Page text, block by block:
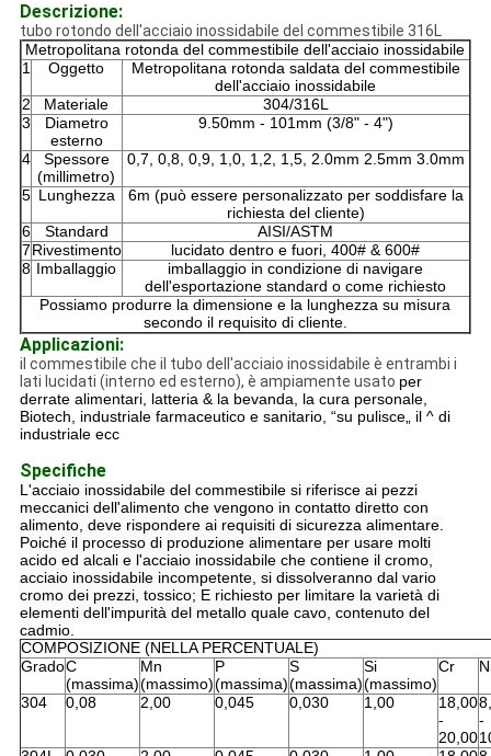
Descrizione:
tubo rotondo dell'acciaio inossidabile del commestibile 316L
Metropolitana rotonda del commestibile dell'acciaio inossidabile
1
Oggetto
Metropolitana rotonda saldata del commestibile
dell'acciaio inossidabile
2
Materiale
304/316L
3
Diametro
esterno
9.50mm - 101mm (3/8" - 4")
4
Spessore
(millimetro)
0,7, 0,8, 0,9, 1,0, 1,2, 1,5, 2.0mm 2.5mm 3.0mm
5 Lunghezza
6m (può essere personalizzato per soddisfare la
richiesta del cliente)
6
Standard
AISI/ASTM
7Rivestimento
lucidato dentro e fuori, 400# & 600#
8 Imballaggio
imballaggio in condizione di navigare
dell'esportazione standard o come richiesto
Possiamo produrre la dimensione e la lunghezza su misura
secondo il requisito di cliente.
Applicazioni:
il commestibile che il tubo dell'acciaio inossidabile è entrambi i
lati lucidati (interno ed esterno), è ampiamente usato per
derrate alimentari, latteria & la bevanda, la cura personale,
Biotech, industriale farmaceutico e sanitario, “su pulisce„ il ^ di
industriale ecc
Specifiche
L'acciaio inossidabile del commestibile si riferisce ai pezzi
meccanici dell'alimento che vengono in contatto diretto con
alimento, deve rispondere ai requisiti di sicurezza alimentare.
Poiché il processo di produzione alimentare per usare molti
acido ed alcali e l'acciaio inossidabile che contiene il cromo,
acciaio inossidabile incompetente, si dissolveranno dal vario
cromo dei prezzi, tossico; E richiesto per limitare la varietà di
elementi dell'impurità del metallo quale cavo, contenuto del
cadmio.
COMPOSIZIONE (NELLA PERCENTUALE)
GradoC
(massima)
Mn
(massimo)
P
(massima)
S
(massima)
Si
(massimo)
Cr
304 0,08 2,00 0,045 0,030 1,00
18,00
-
20,00
-